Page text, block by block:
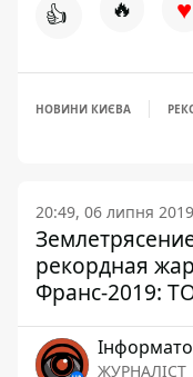
👍 🔥 ♥
НОВИНИ КИЄВА
20:49, 06 липня 2019
рекордная
Франс-2019:
ЖУРНАЛІСТ